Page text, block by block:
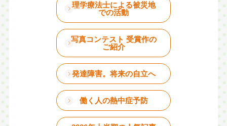
理学療法士による被災地
での活動
写真コンテスト 受賞作の
ご紹介
発達障害。将来の自立へ
働く人の熱中症予防